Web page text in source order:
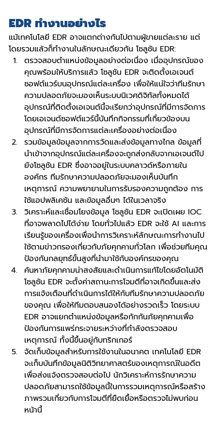
EDR ทํางานอย่างไร
แม้เทคโนโลยี EDR อาจแตกต่างกันไปตามผู้ขายแต่ละราย แต่
โดยรวมแล้วก็ทํางานในลักษณะเดียวกัน โซลูชัน EDR:
ตรวจสอบตำแหน่งข้อมูลอย่างต่อเนื่อง เมื่ออุปกรณ์ของ
คุณพร้อมให้บริการแล้ว โซลูชัน EDR จะติดตั้งเอเจนต์
ซอฟต์แวร์บนอุปกรณ์แต่ละเครื่อง เพื่อให้แน่ใจว่าทีมรักษา
ความปลอดภัยจะมองเห็นระบบนิเวศดิจิทัลทั้งหมดได้
อุปกรณ์ที่ติดตั้งเอเจนต์นี้จะเรียกว่าอุปกรณ์ที่มีการจัดการ
โดยเอเจนต์ซอฟต์แวร์นี้บันทึกกิจกรรมที่เกี่ยวข้องบน
อุปกรณ์ที่มีการจัดการแต่ละเครื่องอย่างต่อเนื่อง
รวมข้อมูลข้อมูลจากการวัดและส่งข้อมูลทางไกล ข้อมูลที่
นําเข้าจากอุปกรณ์แต่ละเครื่องจะถูกส่งกลับจากเอเจนต์ไป
ยังโซลูชัน EDR ซึ่งอาจอยู่ในระบบคลาวด์หรือภายใน
องค์กร ทีมรักษาความปลอดภัยจะมองเห็นบันทึก
เหตุการณ์ ความพยายามในการรับรองความถูกต้อง การ
ใช้แอปพลิเคชัน และข้อมูลอื่นๆ ได้ในเวลาจริง
วิเคราะห์และเชื่อมโยงข้อมูล โซลูชัน EDR จะเปิดเผย IOC
ที่อาจพลาดไปได้ง่าย โดยทั่วไปแล้ว EDR จะใช้ AI และการ
เรียนรู้ของเครื่องเพื่อนําการวิเคราะห์ลักษณะการทำงานไป
ใช้ตามข่าวกรองเกี่ยวกับภัยคุกคามทั่วโลก เพื่อช่วยทีมคุณ
ป้องกันกลยุทธ์ขั้นสูงที่นำมาใช้กับองค์กรของคุณ
ค้นหาภัยคุกคามน่าสงสัยและดําเนินการแก้ไขโดยอัตโนมัติ
โซลูชัน EDR จะตั้งค่าสถานะการโจมตีที่อาจเกิดขึ้นและส่ง
การแจ้งเตือนที่ดําเนินการได้ให้กับทีมรักษาความปลอดภัย
ของคุณ เพื่อให้ทีมตอบสนองได้อย่างรวดเร็ว โดยระบบ
EDR อาจแยกตำแหน่งข้อมูลหรือกักกันภัยคุกคามเพื่อ
ป้องกันการแพร่กระจายระหว่างที่กําลังตรวจสอบ
เหตุการณ์ ทั้งนี้ขึ้นอยู่กับทริกเกอร์
จัดเก็บข้อมูลสําหรับการใช้งานในอนาคต เทคโนโลยี EDR
จะเก็บบันทึกข้อมูลนิติวิทยาศาสตร์ของเหตุการณ์ในอดีต
เพื่อส่งแจ้งตรวจสอบต่อไป นักวิเคราะห์การรักษาความ
ปลอดภัยสามารถใช้ข้อมูลนี้ในการรวมเหตุการณ์หรือสร้าง
ภาพรวมเกี่ยวกับการโจมตีที่ยืดเยื้อหรือตรวจไม่พบก่อน
หน้านี้